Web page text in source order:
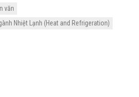
văn
Nhiệt Lạnh (Heat and Refrigeration)